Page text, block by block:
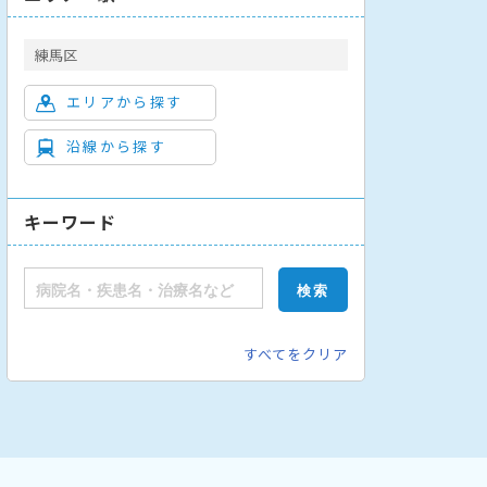
練馬区
エリアから探す
沿線から探す
キーワード
すべてをクリア